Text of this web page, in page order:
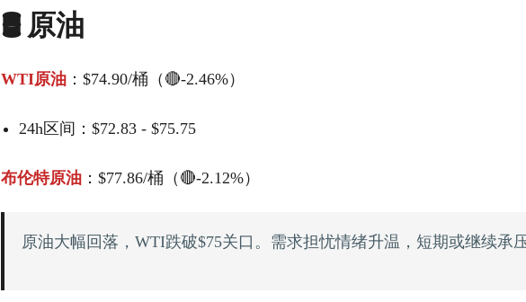
🛢️ 原油
WTI原油 ：$74.90/桶（🔴-2.46%）
24h区间：$72.83 - $75.75
布伦特原油 ：$77.86/桶（🔴-2.12%）
原油大幅回落，WTI跌破$75关口。需求担忧情绪升温，短期或继续承